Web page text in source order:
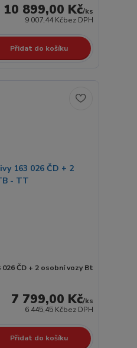
10 899,00 Kč/ks
9 007,44 Kčbez DPH
Přidat do košíku
ČD + 2 osobní vozy Bt
7 799,00 Kč/ks
6 445,45 Kčbez DPH
Přidat do košíku